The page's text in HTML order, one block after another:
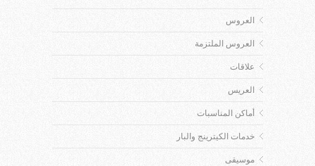
العروس
العروس الملتزمة
علاقات
العريس
أماكن المناسبات
خدمات الكيترينج والبار
موسيقى